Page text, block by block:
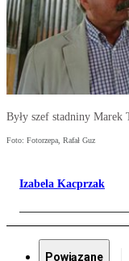
Były szef stadniny
Foto: Fotorzepa, Rafał Guz
Izabela Kacprzak
Powiązane